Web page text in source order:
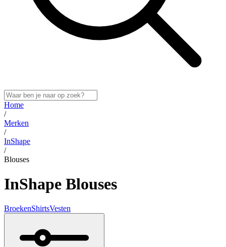
Home
/
Merken
/
InShape
/
Blouses
InShape Blouses
BroekenShirtsVesten